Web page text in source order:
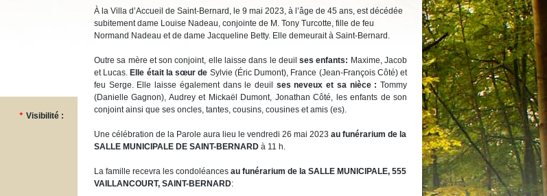
* Visibilité :
À la Villa d’Accueil de Saint-Bernard, le 9 mai 2023, à l’âge de 45 ans, est décédée
subitement dame Louise Nadeau, conjointe de M. Tony Turcotte, fille de feu
Normand Nadeau et de dame Jacqueline Betty. Elle demeurait à Saint-Bernard.
Outre sa mère et son conjoint, elle laisse dans le deuilses enfants: Maxime, Jacob
et Lucas. Elle était la sœur de Sylvie (Éric Dumont), France (Jean-François Côté) et
feu Serge. Elle laisse également dans le deuil ses neveux et sa nièce :Tommy
(Danielle Gagnon), Audrey et Mickaël Dumont, Jonathan Côté, les enfants de son
conjoint ainsi que ses oncles, tantes, cousins, cousines et amis (es).
Une célébration de la Parole aura lieu le vendredi 26 mai 2023 au funérarium de la
SALLE MUNICIPALE DE SAINT-BERNARD à 11 h.
La famille recevra les condoléances au funérarium de la SALLE MUNICIPALE, 555
VAILLANCOURT, SAINT-BERNARD: